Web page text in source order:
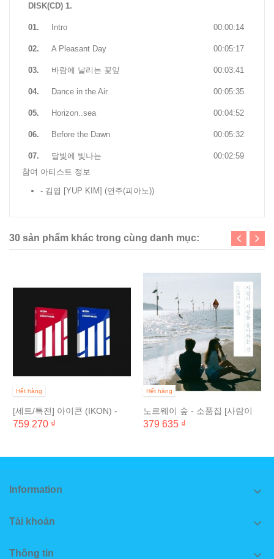
DISK(CD) 1.
01. Intro 00:00:14
02. A Pleasant Day 00:05:17
03. 바람에 날리는 꽃잎 00:03:41
04. Dance in the Air 00:05:35
05. Horizon..sea 00:04:52
06. Before the Dawn 00:05:32
07. 달빛에 빛나는
00:02:59
참여 아티스트 정보
- 김엽 [YUP KIM] (연주(피아노))
30 sản phẩm khác trong cùng danh mục:
Hết hàng
[세트/특전] 아이콘 (IKON) -
NEW KIDS :...
759 270 ₫
Hết hàng
노르웨이 숲 - 소품집 [사람이
사람을 좋아하는 건]
379 635 ₫
Information
Tài khoản
Thông tin